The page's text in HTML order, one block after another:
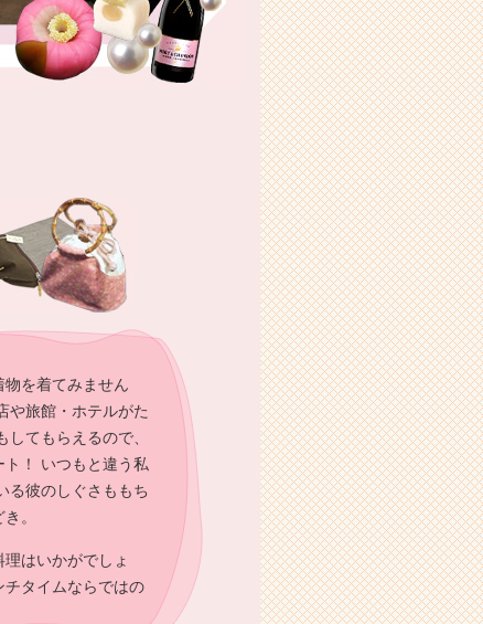
を着てみません
や旅館・ホテルがた
てもらえるので、
！ いつもと違う私
る彼のしぐさももち
。
はいかがでしょ
チタイムならではの